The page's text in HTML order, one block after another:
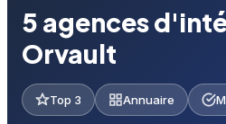
5 agences
Orvault
Top 3 Annuaire